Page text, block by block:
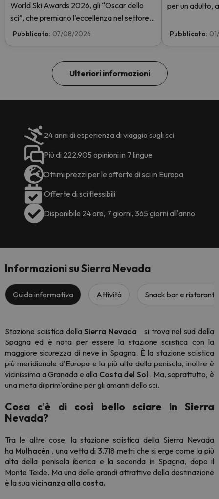
World Ski Awards 2026, gli “Oscar dello
sci”, che premiano l’eccellenza nel settore
sciistico. Vota subito e aiutaci a arrivare in
Pubblicato: 07/08/2026
per un adulto,
GRATIS.
Pubblicato:
Ulteriori informazioni
24 anni di esperienza di viaggio sugli sci
Più di 222.905 opinioni in 7 lingue
Ottimi prezzi per le offerte di sci in Europa
Offerte di sci flessibili
Disponibile 24 ore, 7 giorni, 365 giorni all'anno
Informazioni su Sierra Nevada
Guida informativa Attività Snack bar e ristoranti
Stazione sciistica dellaSierra Nevada
si trova nel sud della
Spagna ed è nota per essere la stazione sciistica con la
maggiore sicurezza di neve in Spagna. È la stazione sciistica
più meridionale d'Europa e la più alta della penisola, inoltre è
vicinissima a Granada e alla Costa del Sol . Ma, soprattutto, è
una meta di prim'ordine per gli amanti dello sci.
Cosa c'è di così bello sciare in Sierra
Nevada?
Tra le altre cose, la stazione sciistica della Sierra Nevada
ha Mulhacén , una vetta di 3.718 metri che si erge come la più
alta della penisola iberica e la seconda in Spagna, dopo il
Monte Teide. Ma una delle grandi attrattive della destinazione
è la suavicinanza alla costa.